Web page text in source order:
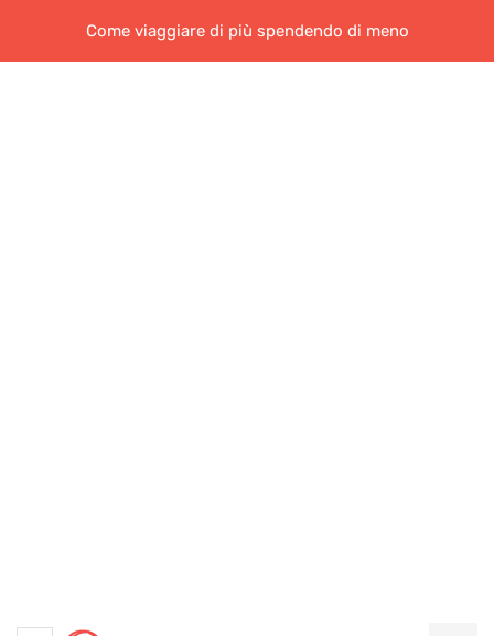
Come viaggiare di più spendendo di meno